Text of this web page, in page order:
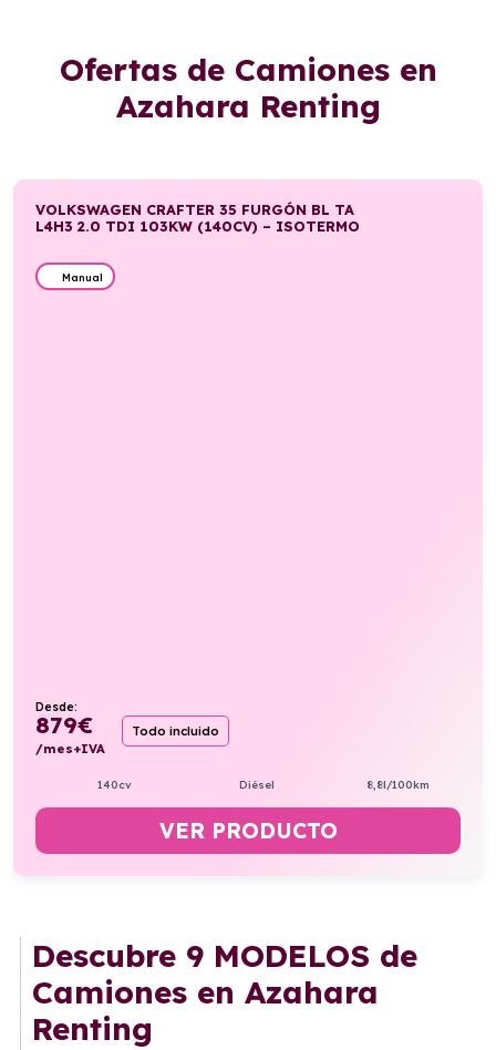
Ofertas de Camiones en
Azahara Renting
VOLKSWAGEN CRAFTER 35 FURGÓN BL TA
L4H3 2.0 TDI 103KW (140CV) – ISOTERMO
Manual
Desde:
879€
/mes+IVA
Todo incluido
140cv Diésel 8,8l/100km
VER PRODUCTO
Descubre 9 MODELOS de
Camiones en Azahara
Renting